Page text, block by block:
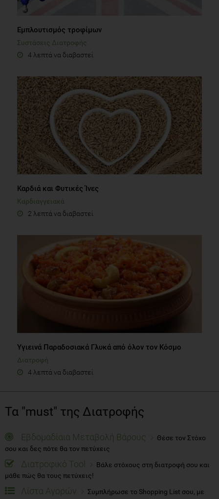
Εμπλουτισμός τροφίμων
Συστάσεις Διατροφής
4 λεπτά να διαβαστεί
Καρδιά και Φυτικές Ίνες
Καρδιαγγειακά
2 λεπτά να διαβαστεί
Υγιεινά Παραδοσιακά Γλυκά από όλον τον Κόσμο
Διατροφή
4 λεπτά να διαβαστεί
Τα "must" της Διατροφής
Εβδομαδίαια Μεταβολή Βάρους
Θέσε τον Στόχο
σου και δες πότε θα τον πετύχεις
Διατροφικό Tool
Βάλε στόχους στη διατροφή σου και
μάθε πώς θα τους πετύχεις!
Λίστα Αγορών
Συμπλήρωσε το Shopping List σου, με